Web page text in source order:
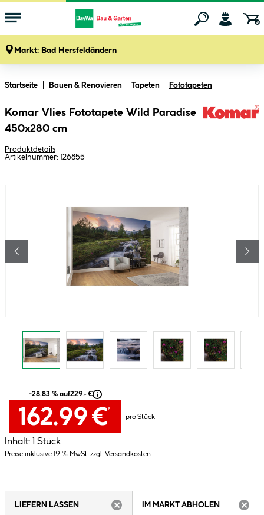
Markt: Bad Hersfeldändern
Startseite Bauen & Renovieren Tapeten Fototapeten
Komar Vlies Fototapete Wild Paradise
450x280 cm
Produktdetails
Artikelnummer: 126855
-28.83 % auf229.- €
162.99 €*
pro Stück
Inhalt: 1 Stück
Preise inklusive 19 % MwSt. zzgl. Versandkosten
LIEFERN LASSEN
IM MARKT ABHOLEN